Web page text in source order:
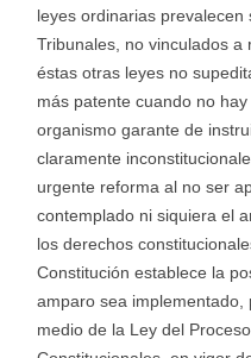
leyes ordinarias
Tribunales, no vinculados
éstas otras leyes no
más patente cuando no
organismo garante de
claramente
urgente reforma al no ser
contemplado ni siquiera el
los derechos
Constitución establece la
amparo sea
medio de la Ley del